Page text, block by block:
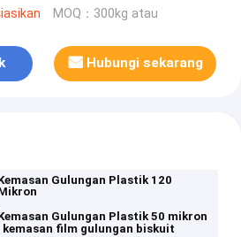
MOQ：300kg atau
Hubungi sekarang
Gulungan Plastik 120
Gulungan Plastik 50 mikron
kemasan film gulungan biskuit